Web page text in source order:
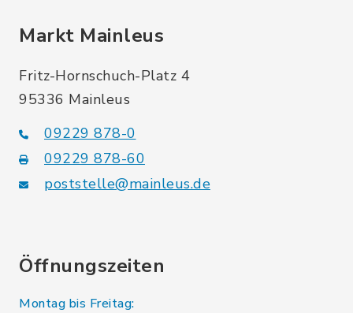
Markt Mainleus
Fritz-Hornschuch-Platz 4
95336 Mainleus
09229 878-0
09229 878-60
poststelle@mainleus.de
Öffnungszeiten
Montag bis Freitag: